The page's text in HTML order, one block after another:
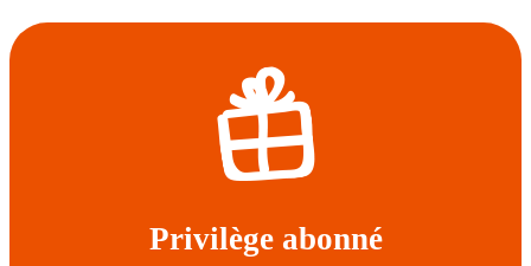
Privilège abonné